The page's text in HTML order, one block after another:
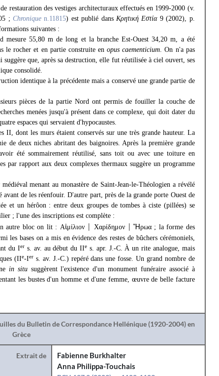
restauration des vestiges architecturaux effectués en 1999-2000 (v.
;Chronique n.11815) est publié dansΚρητική Εστία9 (2002), p.
suivantes :
55,80 m de long et la branche Est-Ouest 34,20 m, a été
le rocher et en partie construite enopus caementicium. On n'a pas
que, après sa destruction, elle fut réutilisée à ciel ouvert, ses
consolidé.
identique à la précédente mais a conservé une grande partie de
pièces de la partie Nord ont permis de fouiller la couche de
menées jusqu'à présent dans ce complexe, qui doit dater du
espaces qui servaient d'hypocaustes.
II, dont les murs étaient conservés sur une très grande hauteur. La
de deux niches abritant des baignoires. Après la première grande
été sommairement réutilisé, sans toit ou avec une toiture en
par rapport aux deux complexes thermaux suggère un programme
menant au monastère de Saint-Jean-le-Théologien a révélé
de les réenfouir. D'autre part, près de la grande porte Ouest de
et un hérôon : entre deux groupes de tombes à ciste (pillées) se
; l'une des inscriptions est complète :
autre bloc on lit : Αἰμίλιον Χαρίδημον Ἥρωα ; la forme des
les bases on a mis en évidence des restes de bûchers cérémoniels,
du Ier s. av. au début du IIe s. apr. J.-C. À un rite analogue, mais
(IIe-Ier s. av. J.-C.) repéré dans une fosse. Un grand nombre de
in situsuggèrent l'existence d'un monument funéraire associé à
les bustes d'un homme et d'une femme, œuvre de belle facture
du Bulletin de Correspondance Hellénique (1920-2004) en
Grèce
Extrait de
Fabienne Burkhalter
Anna Philippa-Touchais